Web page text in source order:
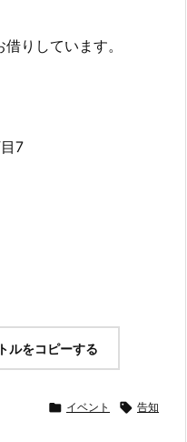
りしています。
7
ルをコピーする
 イベント  告知